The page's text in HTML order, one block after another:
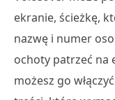
ekranie, ścieżkę,
nazwę i numer
ochoty patrzeć na
możesz go